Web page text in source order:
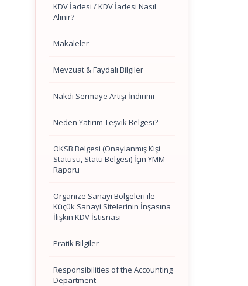
KDV İadesi / KDV İadesi Nasıl
Alınır?
Makaleler
Mevzuat & Faydalı Bilgiler
Nakdi Sermaye Artışı İndirimi
Neden Yatırım Teşvik Belgesi?
OKSB Belgesi (Onaylanmış Kişi
Statüsü, Statü Belgesi) İçin YMM
Raporu
Organize Sanayi Bölgeleri ile
Küçük Sanayi Sitelerinin İnşasına
İlişkin KDV İstisnası
Pratik Bilgiler
Responsibilities of the Accounting
Department